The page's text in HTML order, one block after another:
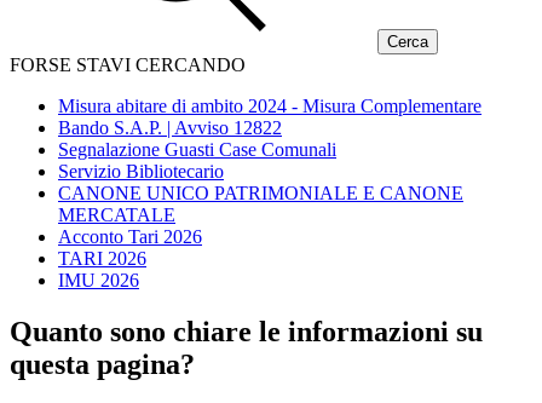
FORSE STAVI CERCANDO
Misura abitare di ambito 2024 - Misura Complementare
Bando S.A.P. | Avviso 12822
Segnalazione Guasti Case Comunali
Servizio Bibliotecario
CANONE UNICO PATRIMONIALE E CANONE
MERCATALE
Acconto Tari 2026
TARI 2026
IMU 2026
Quanto sono chiare le informazioni su
questa pagina?